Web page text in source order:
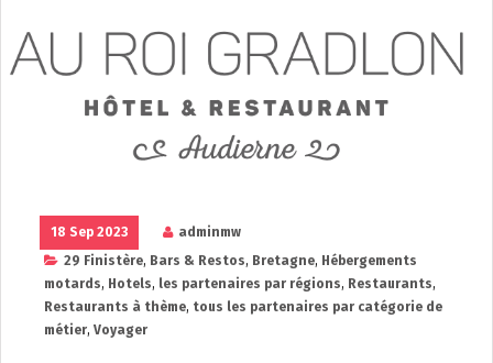
18 Sep 2023
adminmw
29 Finistère, Bars & Restos, Bretagne, Hébergements
motards, Hotels, les partenaires par régions, Restaurants,
Restaurants à thème, tous les partenaires par catégorie de
métier, Voyager